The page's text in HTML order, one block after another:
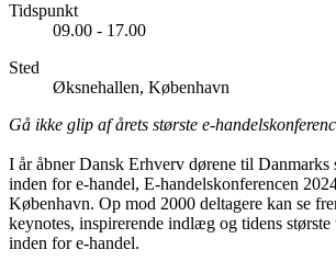
Tidspunkt
09.00 - 17.00
Sted
Øksnehallen, København
Gå ikke glip af årets største e-
I år åbner Dansk Erhverv dørene til Danmarks
inden for e-handel, E-handelskonferencen
København. Op mod 2000 deltagere kan se
keynotes, inspirerende indlæg og tidens største
inden for e-handel.